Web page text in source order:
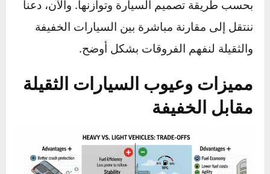
في المنعطفات الحادة.
السيارات الرياضية والسيارات الكهربائية
الحديثة تهتم جدًا بتوزيع الوزن المثالي،